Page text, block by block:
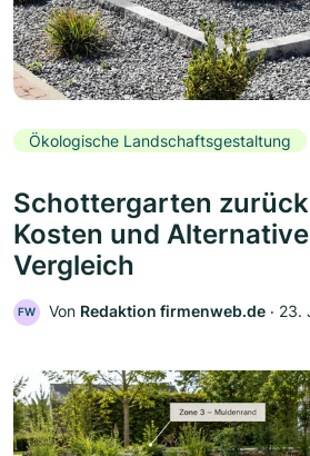
Ökologische Landschaftsgestaltung
Schottergarten
Kosten und
Vergleich
FW Von Redaktion firmenweb.de ‧ 23.